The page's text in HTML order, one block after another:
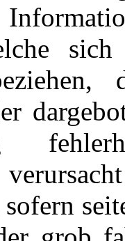
sich
sofern